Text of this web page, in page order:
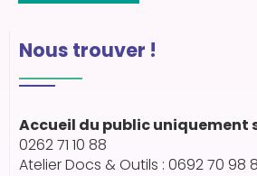
Nous trouver !
Accueil du public uniquement
0262 71 10 88
Atelier Docs & Outils : 0692 70 98